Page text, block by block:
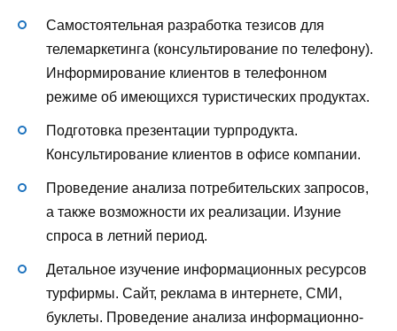
Самостоятельная разработка тезисов для
телемаркетинга (консультирование по телефону).
Информирование клиентов в телефонном
режиме об имеющихся туристических продуктах.
Подготовка презентации турпродукта.
Консультирование клиентов в офисе компании.
Проведение анализа потребительских запросов,
а также возможности их реализации. Изуние
спроса в летний период.
Детальное изучение информационных ресурсов
турфирмы. Сайт, реклама в интернете, СМИ,
буклеты. Проведение анализа информационно-